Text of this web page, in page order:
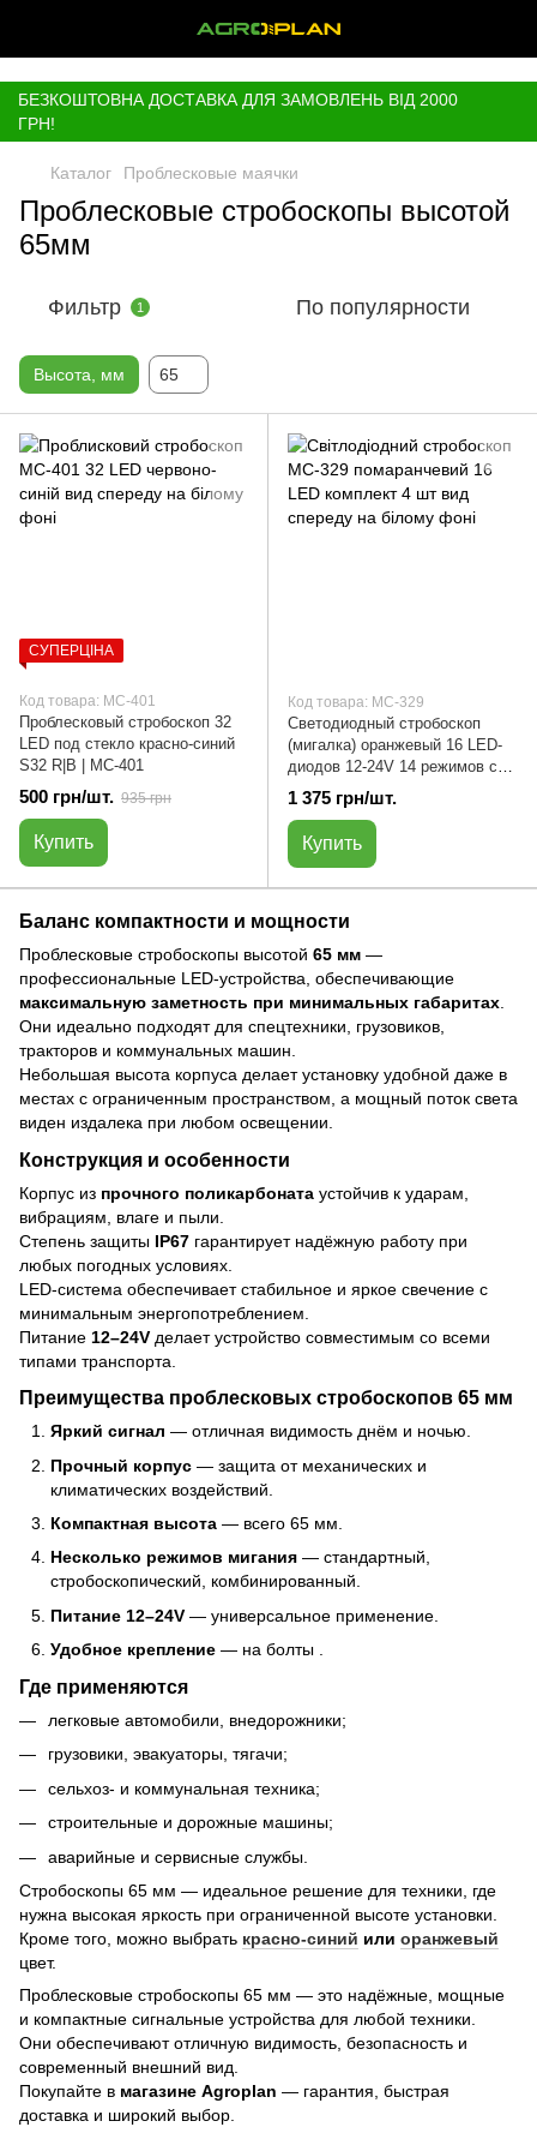
БЕЗКОШТОВНА ДОСТАВКА ДЛЯ ЗАМОВЛЕНЬ ВІД 2000
ГРН!
Каталог Проблесковые маячки
Проблесковые стробоскопы высотой
65мм
Фильтр 1 По популярности
Высота, мм 65
СУПЕРЦІНА
Код товара: МС-401
Проблесковый стробоскоп 32
LED под стекло красно-синий
S32 R|B | МС-401
500 грн/шт. 935 грн
Купить
Код товара: МС-329
Светодиодный стробоскоп
(мигалка) оранжевый 16 LED-
диодов 12-24V 14 режимов с
пультом (4 шт.) | МС-329
1 375 грн/шт.
Купить
Баланс компактности и мощности
Проблесковые стробоскопы высотой 65 мм —
профессиональные LED-устройства, обеспечивающие
максимальную заметность при минимальных габаритах
Они идеально подходят для спецтехники, грузовиков,
тракторов и коммунальных машин.
Небольшая высота корпуса делает установку удобной даже в
местах с ограниченным пространством, а мощный поток света
виден издалека при любом освещении.
Конструкция и особенности
Корпус из прочного поликарбоната устойчив к ударам,
вибрациям, влаге и пыли.
Степень защиты IP67 гарантирует надёжную работу при
любых погодных условиях.
LED-система обеспечивает стабильное и яркое свечение с
минимальным энергопотреблением.
Питание 12–24V делает устройство совместимым со всеми
типами транспорта.
Преимущества проблесковых стробоскопов 65 мм
Яркий сигнал — отличная видимость днём и ночью.
Прочный корпус — защита от механических и
климатических воздействий.
Компактная высота — всего 65 мм.
Несколько режимов мигания — стандартный,
стробоскопический, комбинированный.
Питание 12–24V — универсальное применение.
Удобное крепление — на болты .
Где применяются
легковые автомобили, внедорожники;
грузовики, эвакуаторы, тягачи;
сельхоз- и коммунальная техника;
строительные и дорожные машины;
аварийные и сервисные службы.
Стробоскопы 65 мм — идеальное решение для техники, где
нужна высокая яркость при ограниченной высоте установки.
Кроме того, можно выбрать красно-синий или оранжевый
цвет.
Проблесковые стробоскопы 65 мм — это надёжные, мощные
и компактные сигнальные устройства для любой техники.
Они обеспечивают отличную видимость, безопасность и
современный внешний вид.
Покупайте в магазине Agroplan — гарантия, быстрая
доставка и широкий выбор.